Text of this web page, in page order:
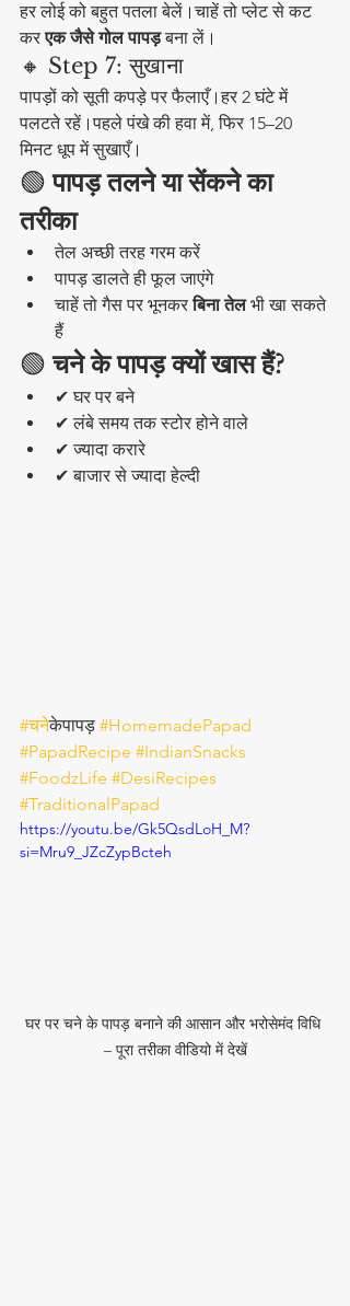
हर लोई को बहुत पतला बेलें।चाहें तो प्लेट से कट
कर एक जैसे गोल पापड़ बना लें।
🔸 Step 7: सुखाना
पापड़ों को सूती कपड़े पर फैलाएँ।हर 2 घंटे में
पलटते रहें।पहले पंखे की हवा में, फिर 15–20
मिनट धूप में सुखाएँ।
🟢 पापड़ तलने या सेंकने का
तरीका
तेल अच्छी तरह गरम करें
पापड़ डालते ही फूल जाएंगे
चाहें तो गैस पर भूनकर बिना तेल भी खा सकते
हैं
🟢 चने के पापड़ क्यों खास हैं?
✔ घर पर बने
✔ लंबे समय तक स्टोर होने वाले
✔ ज्यादा करारे
✔ बाजार से ज्यादा हेल्दी
#चनेकेपापड़ #HomemadePapad
#PapadRecipe #IndianSnacks
#FoodzLife #DesiRecipes
#TraditionalPapad
https://youtu.be/Gk5QsdLoH_M?
si=Mru9_JZcZypBcteh
घर पर चने के पापड़ बनाने की आसान और भरोसेमंद विधि
– पूरा तरीका वीडियो में देखें